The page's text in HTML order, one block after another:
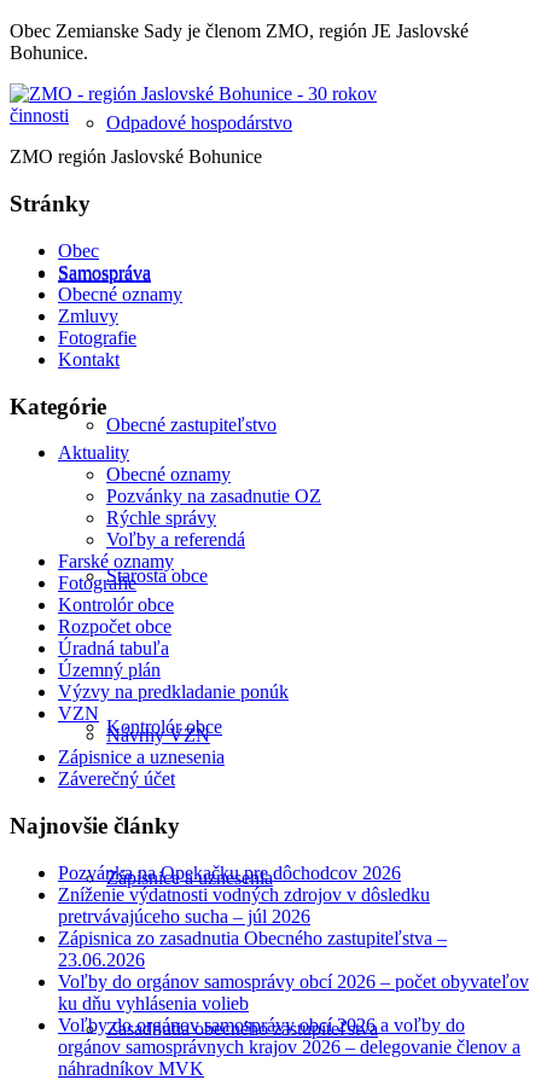
Odpadové hospodárstvo
Samospráva
Obecné zastupiteľstvo
Starosta obce
Kontrolór obce
Zápisnice a uznesenia
Zasadnutia obecného zastupiteľstva
Obec Zemianske Sady je členom ZMO, región JE Jaslovské
Bohunice.
ZMO región Jaslovské Bohunice
Stránky
Obec
Samospráva
Obecné oznamy
Zmluvy
Fotografie
Kontakt
Kategórie
Aktuality
Obecné oznamy
Pozvánky na zasadnutie OZ
Rýchle správy
Voľby a referendá
Farské oznamy
Fotografie
Kontrolór obce
Rozpočet obce
Úradná tabuľa
Územný plán
Výzvy na predkladanie ponúk
VZN
Návrhy VZN
Zápisnice a uznesenia
Záverečný účet
Najnovšie články
Pozvánka na Opekačku pre dôchodcov 2026
Zníženie výdatnosti vodných zdrojov v dôsledku
pretrvávajúceho sucha – júl 2026
Zápisnica zo zasadnutia Obecného zastupiteľstva –
23.06.2026
Voľby do orgánov samosprávy obcí 2026 – počet obyvateľov
ku dňu vyhlásenia volieb
Voľby do orgánov samosprávy obcí 2026 a voľby do
orgánov samosprávnych krajov 2026 – delegovanie členov a
náhradníkov MVK